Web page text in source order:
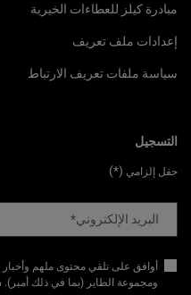
مبادرة كيلز للعطاءات الخيرية
إعدادات ملف تعريف
سياسة ملفات تعريف الارتباط
التسجيل
حقل إلزامي (*)
البريد الإلكتروني*
أوافق على تلقي محتوى ملهم
ومجموعة الطاير (بما في ذلك